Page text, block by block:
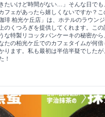
たいけど時間がない…」そんな日でも
フェがあったら嬉しくないですか？こ
琲 柏光ケ丘店」は、ホテルのラウン
のくつろぎを提供してくれます。こ
な特製リコッタパンケーキの秘密から
たの柏光ケ丘でのカフェタイムが何倍
ります。私も最初は半信半疑でしたが
！